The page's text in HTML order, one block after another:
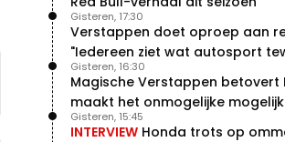
Verstappen doet oproep aan
"Iedereen ziet wat autosport
brengt"
Gisteren, 17:30
Magische Verstappen betovert
maakt het onmogelijke mogelijk
Gisteren, 16:30
INTERVIEW Honda trots op
Gisteren, 15:45